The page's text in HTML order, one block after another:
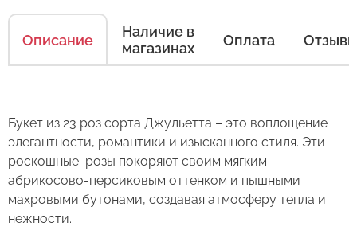
Описание
Наличие в
магазинах
Оплата Отзывы
Букет из 23 роз сорта Джульетта – это воплощение
элегантности, романтики и изысканного стиля. Эти
роскошные розы покоряют своим мягким
абрикосово-персиковым оттенком и пышными
махровыми бутонами, создавая атмосферу тепла и
нежности.
Оставьте свой отзыв
Есть несколько простых правил, чтобы цветы
Правила ухода за срезанными цветами:
1. Переносите букеты в транспортировочной
бумаге.
2. Минимизируйте нахождение цветов
в холодное время года на улице.